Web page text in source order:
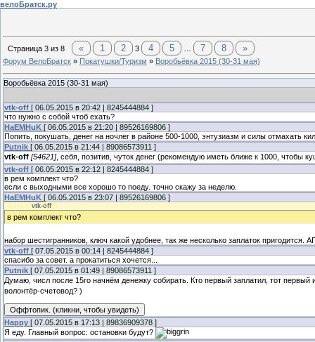
велоБратск.ру
Страница 3 из 8 « 1 2 3 4 5 7 8 »
Форум ВелоБратск » Покатушки/Туризм » Воробьёвка 2015 (30-31 мая)
Воробьёвка 2015 (30-31 мая)
vtk-off [ 06.05.2015 в 20:42 | 8245444884 ]
что нужно с собой чтоб ехать?
HaEMHuK [ 06.05.2015 в 21:20 | 89526169806 ]
Попить, покушать, денег на ночлег в районе 500-1000, энтузиазм и силы отмахать
Putnik [ 06.05.2015 в 21:44 | 89086573911 ]
vtk-off [54621], себя, позитив, чуток денег (рекомендую иметь ближе к 1000, чтобы
vtk-off [ 06.05.2015 в 22:12 | 8245444884 ]
в рем комплект что?
если с выходными все хорошо то поеду. точно скажу за неделю.
HaEMHuK [ 06.05.2015 в 23:07 | 89526169806 ]
Цитата vtk-off
в рем комплект что?
набор шестигранников, ключ какой удобнее, так же несколько заплаток пригодится.
vtk-off [ 07.05.2015 в 00:14 | 8245444884 ]
спасибо за совет. а прокатиться хочется...
Putnik [ 07.05.2015 в 01:49 | 89086573911 ]
Думаю, числ после 15го начнём денежку собирать. Кто первый заплатил, тот
волонтёр-счетовод? )
Happy [ 07.05.2015 в 17:13 | 89836909378 ]
Я еду. Главный вопрос: остановки будут?